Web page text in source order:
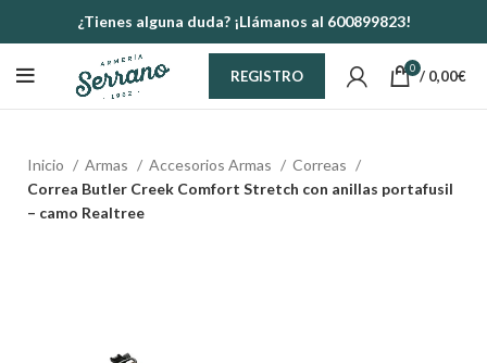
¿Tienes alguna duda? ¡Llámanos al 600899823!
REGISTRO 0 / 0,00€
Inicio Armas Accesorios Armas
Correas
Correa Butler Creek Comfort Stretch con anillas portafusil
– camo Realtree